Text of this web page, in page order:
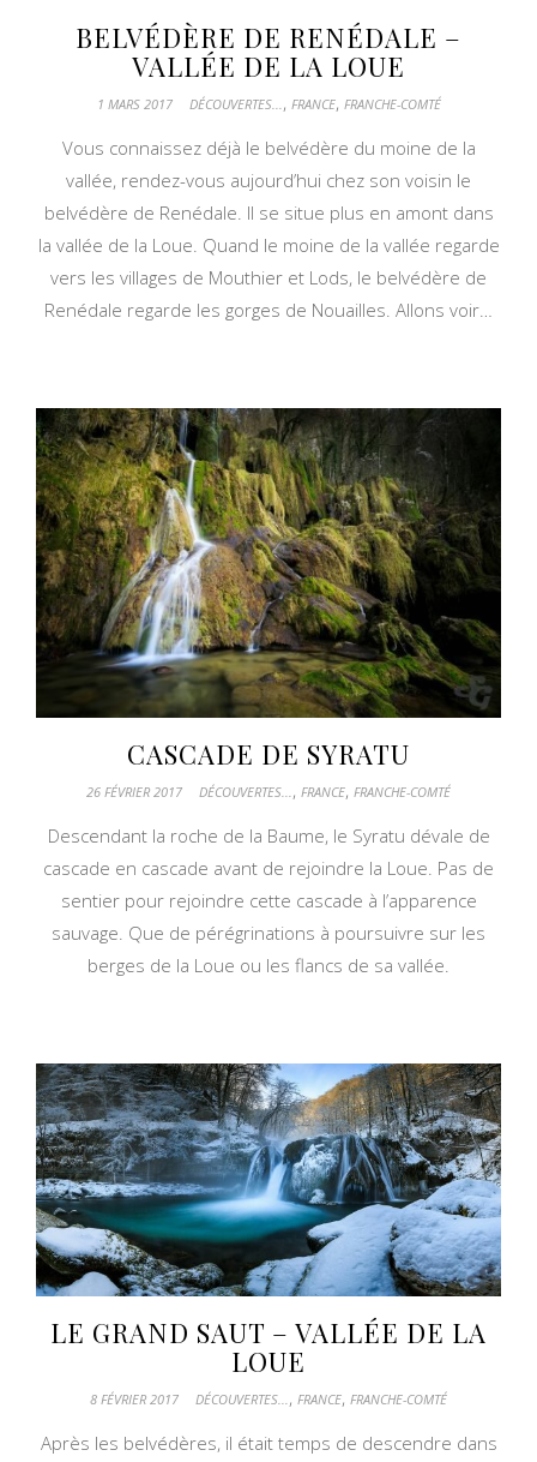
BELVÉDÈRE DE RENÉDALE –
VALLÉE DE LA LOUE
1 MARS 2017 DÉCOUVERTES... , FRANCE, FRANCHE-COMTÉ
Vous connaissez déjà le belvédère du moine de la
vallée, rendez-vous aujourd’hui chez son voisin le
belvédère de Renédale. Il se situe plus en amont dans
la vallée de la Loue. Quand le moine de la vallée regarde
vers les villages de Mouthier et Lods, le belvédère de
Renédale regarde les gorges de Nouailles. Allons voir…
CASCADE DE SYRATU
26 FÉVRIER 2017 DÉCOUVERTES..., FRANCE, FRANCHE-COMTÉ
Descendant la roche de la Baume, le Syratu dévale de
cascade en cascade avant de rejoindre la Loue. Pas de
sentier pour rejoindre cette cascade à l’apparence
sauvage. Que de pérégrinations à poursuivre sur les
berges de la Loue ou les flancs de sa vallée.
LE GRAND SAUT – VALLÉE DE LA
LOUE
8 FÉVRIER 2017 DÉCOUVERTES..., FRANCE, FRANCHE-COMTÉ
Après les belvédères, il était temps de descendre dans